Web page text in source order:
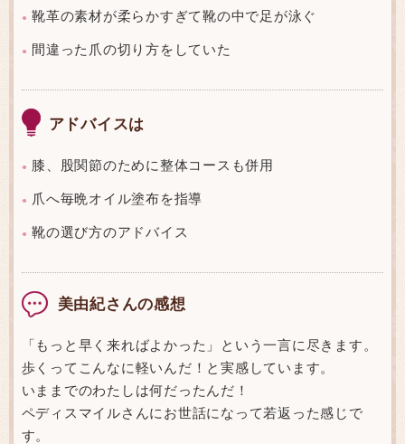
● 靴革の素材が柔らかすぎて靴の中で足が泳ぐ
● 間違った爪の切り方をしていた
アドバイスは
● 膝、股関節のために整体コースも併用
● 爪へ毎晩オイル塗布を指導
● 靴の選び方のアドバイス
美由紀さんの感想
「もっと早く来ればよかった」という一言に尽きます。
歩くってこんなに軽いんだ！と実感しています。
いままでのわたしは何だったんだ！
ペディスマイルさんにお世話になって若返った感じで
す。